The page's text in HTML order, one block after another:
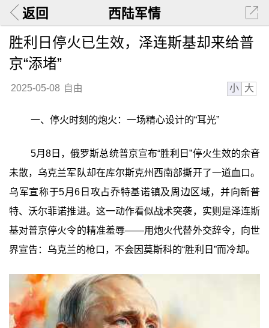
返回 西陆军情
胜利日停火已生效，泽连斯基却来给普
京“添堵”
2025-05-08 自由 小 大
一、停火时刻的炮火：一场精心设计的“耳光”
5月8日，俄罗斯总统普京宣布“胜利日”停火生效的余音
未散，乌克兰军队却在库尔斯克州西南部撕开了一道血口。
乌军宣称于5月6日攻占乔特基诺镇及周边区域，并向新普
特、沃尔菲诺推进。这一动作看似战术突袭，实则是泽连斯
基对普京停火令的精准羞辱——用炮火代替外交辞令，向世
界宣告：乌克兰的枪口，不会因莫斯科的“胜利日”而冷却。